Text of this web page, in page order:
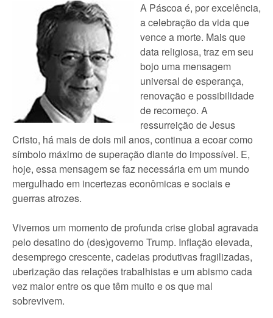
A Páscoa é, por excelência,
a celebração da vida que
vence a morte. Mais que
data religiosa, traz em seu
bojo uma mensagem
universal de esperança,
renovação e possibilidade
de recomeço. A
ressurreição de Jesus
Cristo, há mais de dois mil anos, continua a ecoar como
símbolo máximo de superação diante do impossível. E,
hoje, essa mensagem se faz necessária em um mundo
mergulhado em incertezas econômicas e sociais e
guerras atrozes.
Vivemos um momento de profunda crise global agravada
pelo desatino do (des)governo Trump. Inflação elevada,
desemprego crescente, cadeias produtivas fragilizadas,
uberização das relações trabalhistas e um abismo cada
vez maior entre os que têm muito e os que mal
sobrevivem.